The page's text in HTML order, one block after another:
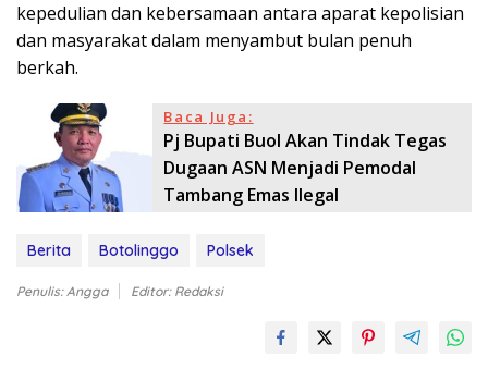
kepedulian dan kebersamaan antara aparat kepolisian
dan masyarakat dalam menyambut bulan penuh
berkah.
Baca Juga:
Pj Bupati Buol Akan Tindak Tegas
Dugaan ASN Menjadi Pemodal
Tambang Emas Ilegal
Berita Botolinggo Polsek
Penulis: Angga Editor: Redaksi